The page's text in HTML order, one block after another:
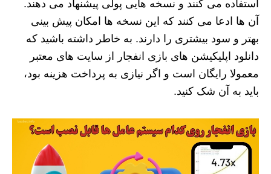
استفاده می کنند و نسخه هایی پولی پیشنهاد می دهند.
آن ها ادعا می کنند که این نسخه ها امکان پیش بینی
بهتر و سود بیشتری را دارند. به خاطر داشته باشید که
دانلود اپلیکیشن های بازی انفجار از سایت های معتبر
معمولا رایگان است و اگر نیازی به پرداخت هزینه بود،
باید به آن شک کنید.